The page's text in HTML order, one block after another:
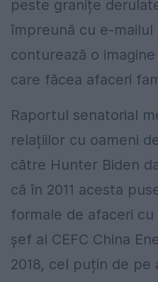
peste granițe
împreună cu e-mailul
conturează o
care făcea afaceri
Raportul senatorial
relațiilor cu oameni
către Hunter Biden
că în 2011 acesta
formale de afaceri
șef al CEFC China
2018, cel puțin de pe